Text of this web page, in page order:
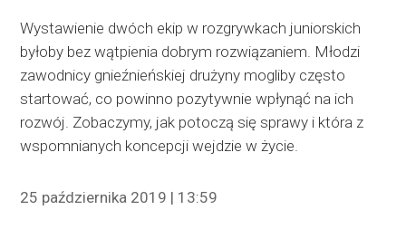
Wystawienie dwóch ekip w rozgrywkach juniorskich
byłoby bez wątpienia dobrym rozwiązaniem. Młodzi
zawodnicy gnieźnieńskiej drużyny mogliby często
startować, co powinno pozytywnie wpłynąć na ich
rozwój. Zobaczymy, jak potoczą się sprawy i która z
wspomnianych koncepcji wejdzie w życie.
25 października 2019 | 13:59